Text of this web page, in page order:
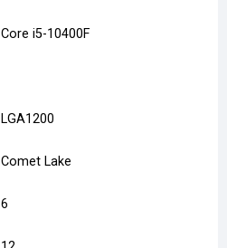
Core i5-10400F
LGA1200
Comet Lake
6